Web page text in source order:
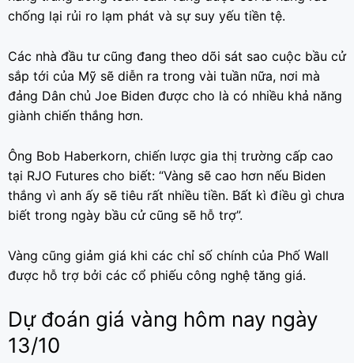
chống lại rủi ro lạm phát và sự suy yếu tiền tệ.
Các nhà đầu tư cũng đang theo dõi sát sao cuộc bầu cử
sắp tới của Mỹ sẽ diễn ra trong vài tuần nữa, nơi mà
đảng Dân chủ Joe Biden được cho là có nhiều khả năng
giành chiến thắng hơn.
Ông Bob Haberkorn, chiến lược gia thị trường cấp cao
tại RJO Futures cho biết: “Vàng sẽ cao hơn nếu Biden
thắng vì anh ấy sẽ tiêu rất nhiều tiền. Bất kì điều gì chưa
biết trong ngày bầu cử cũng sẽ hỗ trợ”.
Vàng cũng giảm giá khi các chỉ số chính của Phố Wall
được hỗ trợ bởi các cổ phiếu công nghệ tăng giá.
Dự đoán giá vàng hôm nay ngày
13/10